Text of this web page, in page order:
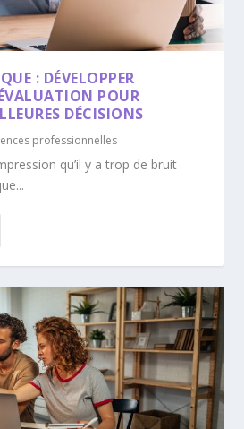
: DÉVELOPPER
POUR
DÉCISIONS
professionnelles
qu’il y a trop de bruit